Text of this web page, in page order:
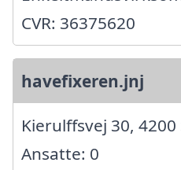
CVR: 36375620
havefixeren.jnj
Kierulffsvej 30, 4200
Ansatte: 0